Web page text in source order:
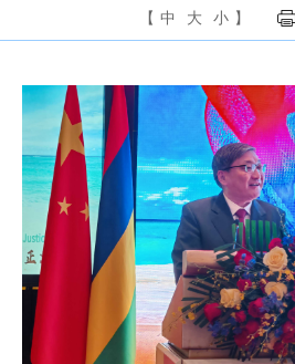
【 中 大 小 】